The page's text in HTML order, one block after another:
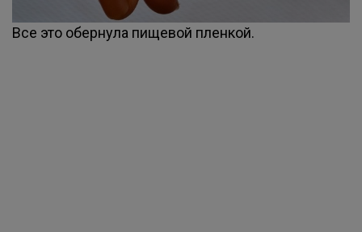
Все это обернула пищевой пленкой.